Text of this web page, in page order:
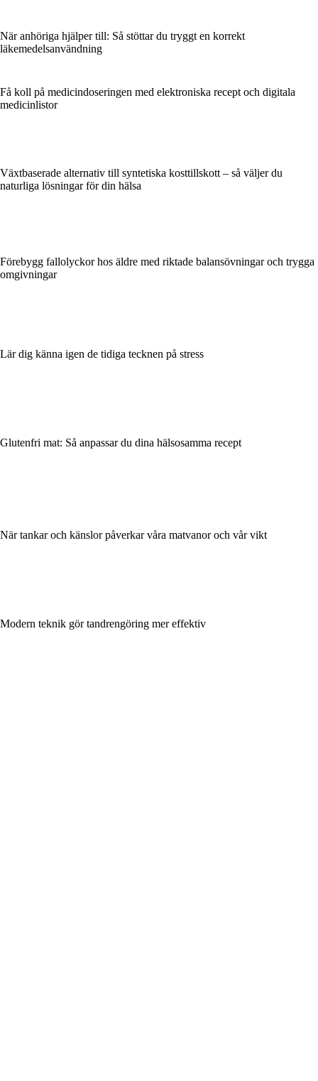
När anhöriga hjälper till: Så stöttar du tryggt en korrekt
läkemedelsanvändning
Få koll på medicindoseringen med elektroniska recept och digitala
medicinlistor
Växtbaserade alternativ till syntetiska kosttillskott – så väljer du
naturliga lösningar för din hälsa
Förebygg fallolyckor hos äldre med riktade balansövningar och trygga
omgivningar
Lär dig känna igen de tidiga tecknen på stress
Glutenfri mat: Så anpassar du dina hälsosamma recept
När tankar och känslor påverkar våra matvanor och vår vikt
Modern teknik gör tandrengöring mer effektiv